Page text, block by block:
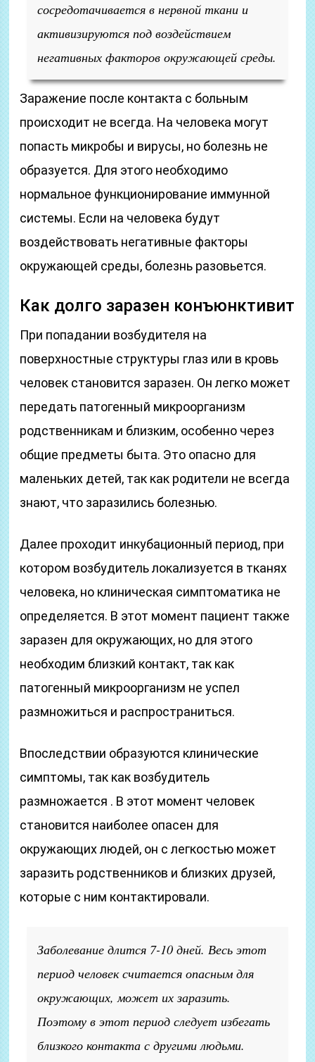
сосредотачивается в нервной ткани и
активизируются под воздействием
негативных факторов окружающей среды.
Заражение после контакта с больным
происходит не всегда. На человека могут
попасть микробы и вирусы, но болезнь не
образуется. Для этого необходимо
нормальное функционирование иммунной
системы. Если на человека будут
воздействовать негативные факторы
окружающей среды, болезнь разовьется.
Как долго заразен конъюнктивит
При попадании возбудителя на
поверхностные структуры глаз или в кровь
человек становится заразен. Он легко может
передать патогенный микроорганизм
родственникам и близким, особенно через
общие предметы быта. Это опасно для
маленьких детей, так как родители не всегда
знают, что заразились болезнью.
Далее проходит инкубационный период, при
котором возбудитель локализуется в тканях
человека, но клиническая симптоматика не
определяется. В этот момент пациент также
заразен для окружающих, но для этого
необходим близкий контакт, так как
патогенный микроорганизм не успел
размножиться и распространиться.
Впоследствии образуются клинические
симптомы, так как возбудитель
размножается . В этот момент человек
становится наиболее опасен для
окружающих людей, он с легкостью может
заразить родственников и близких друзей,
которые с ним контактировали.
Заболевание длится 7-10 дней. Весь этот
период человек считается опасным для
окружающих, может их заразить.
Поэтому в этот период следует избегать
близкого контакта с другими людьми.